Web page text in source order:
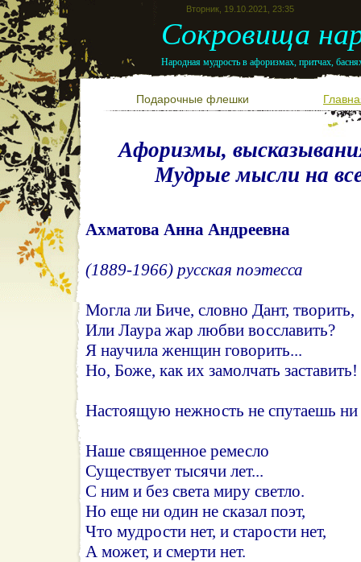
Вторник, 19.10.2021, 23:35
Сокровища
Народная мудрость в афоризмах, притчах,
Подарочные флешки
Афоризмы,
Мудрые мысли на
Ахматова Анна Андреевна
(1889-1966) русская поэтесса
Могла ли Биче, словно Дант, творить,
Или Лаура жар любви восславить?
Я научила женщин говорить...
Но, Боже, как их замолчать заставить!
Настоящую нежность не спутаешь ни
Наше священное ремесло
Существует тысячи лет...
С ним и без света миру светло.
Но еще ни один не сказал поэт,
Что мудрости нет, и старости нет,
А может, и смерти нет.